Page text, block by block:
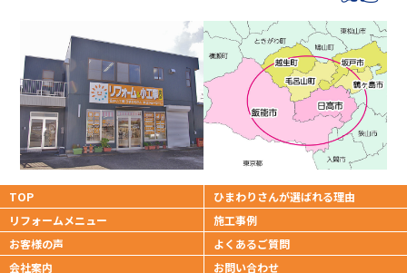
TOP ひまわりさんが選ばれる理由
リフォームメニュー
施工事例
お客様の声
よくあるご質問
会社案内
お問い合わせ